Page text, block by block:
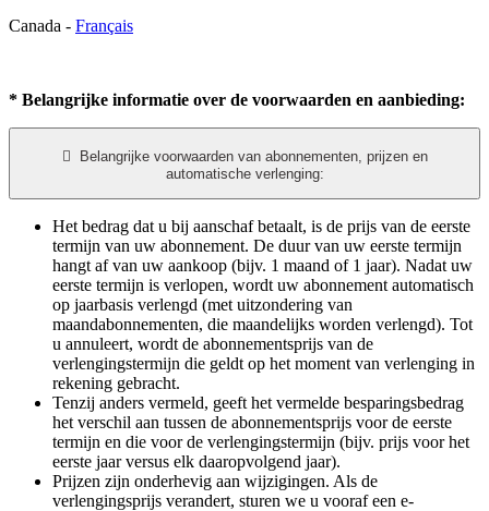
Canada - Français
* Belangrijke informatie over de voorwaarden en aanbieding:

Belangrijke voorwaarden van abonnementen, prijzen en
automatische verlenging:
Het bedrag dat u bij aanschaf betaalt, is de prijs van de eerste
termijn van uw abonnement. De duur van uw eerste termijn
hangt af van uw aankoop (bijv. 1 maand of 1 jaar). Nadat uw
eerste termijn is verlopen, wordt uw abonnement automatisch
op jaarbasis verlengd (met uitzondering van
maandabonnementen, die maandelijks worden verlengd). Tot
u annuleert, wordt de abonnementsprijs van de
verlengingstermijn die geldt op het moment van verlenging in
rekening gebracht.​
Tenzij anders vermeld, geeft het vermelde besparingsbedrag
het verschil aan tussen de abonnementsprijs voor de eerste
termijn en die voor de verlengingstermijn (bijv. prijs voor het
eerste jaar versus elk daaropvolgend jaar).
Prijzen zijn onderhevig aan wijzigingen. Als de
verlengingsprijs verandert, sturen we u vooraf een e-